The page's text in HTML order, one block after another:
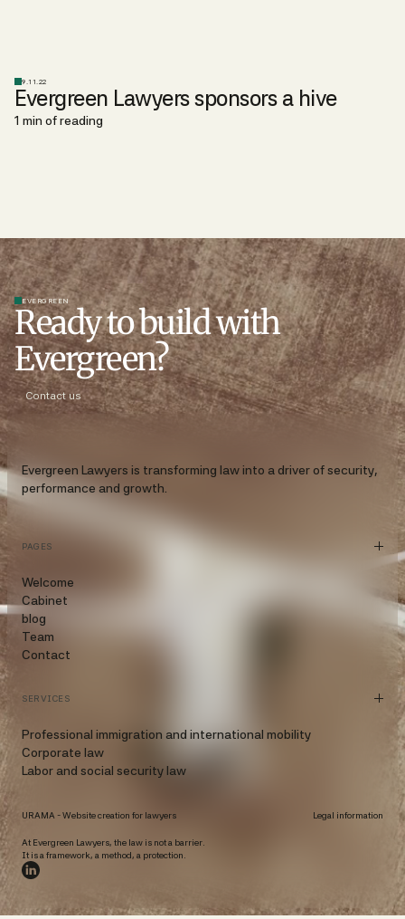
9.11.22
Evergreen Lawyers sponsors a hive
1 min of reading
EVERGREEN
Ready to build with
Evergreen?
Contact us
Evergreen Lawyers is transforming law into a driver of security,
performance and growth.
PAGES
Welcome
Cabinet
blog
Team
Contact
SERVICES
Professional immigration and international mobility
Corporate law
Labor and social security law
URAMA -Website creation for lawyers Legal information
At Evergreen Lawyers, the law is not a barrier.
It is a framework, a method, a protection.